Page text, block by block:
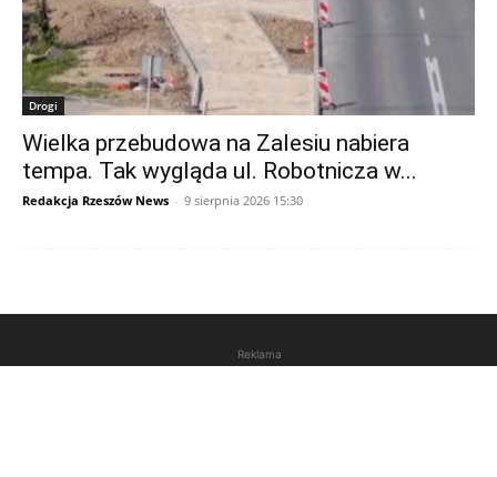
Drogi
Wielka przebudowa na Zalesiu nabiera
tempa. Tak wygląda ul. Robotnicza w...
Redakcja Rzeszów News - 9 sierpnia 2026 15:30
Reklama